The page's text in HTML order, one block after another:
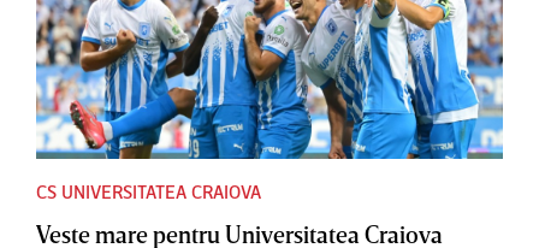
CS UNIVERSITATEA CRAIOVA
Veste mare pentru Universitatea Craiova